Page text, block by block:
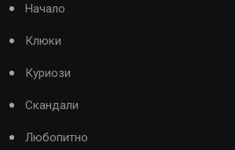
Начало
Клюки
Куриози
Скандали
Любопитно